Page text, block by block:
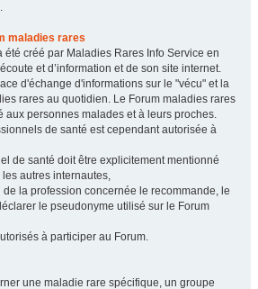
.
maladies rares
été créé par Maladies Rares Info Service en
et d’information et de son site internet.
d'échange d'informations sur le "vécu" et la
rares au quotidien. Le Forum maladies rares
aux personnes malades et à leurs proches.
de santé est cependant autorisée à
de santé doit être explicitement mentionné
autres internautes,
la profession concernée le recommande, le
le pseudonyme utilisé sur le Forum
à participer au Forum.
une maladie rare spécifique, un groupe